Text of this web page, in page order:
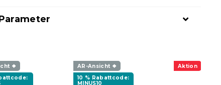
❖
AR-Ansicht ❖
10 % Rabattcode:
MINUS10
Aktion